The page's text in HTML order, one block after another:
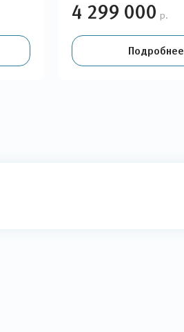
4 299 000 р.
Подробнее